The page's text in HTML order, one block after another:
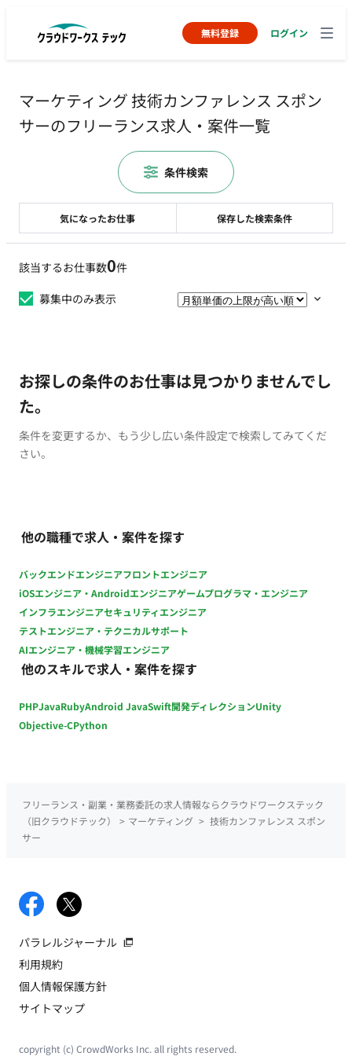
無料登録 ログイン
マーケティング 技術カンファレンス スポン
サーのフリーランス求人・案件一覧
該当するお仕事数0件
募集中のみ表示
お探しの条件のお仕事は見つかりませんでし
た。
条件を変更するか、もう少し広い条件設定で検索してみてくだ
さい。
他の職種で求人・案件を探す
バックエンドエンジニアフロントエンジニア
iOSエンジニア・Androidエンジニアゲームプログラマ・エンジニア
インフラエンジニアセキュリティエンジニア
テストエンジニア・テクニカルサポート
AIエンジニア・機械学習エンジニア
他のスキルで求人・案件を探す
PHPJavaRubyAndroid JavaSwift開発ディレクションUnity
Objective-CPython
気になったお仕事 保存した検索条件
条件検索
フリーランス・副業・業務委託の求人情報ならクラウドワークステック
（旧クラウドテック）
> マーケティング > 技術カンファレンス スポン
サー
パラレルジャーナル
利用規約
個人情報保護方針
サイトマップ
copyright (c) CrowdWorks Inc. all rights reserved.